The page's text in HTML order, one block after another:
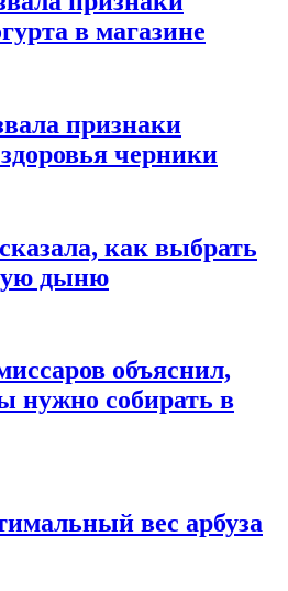
в магазине
признаки
черники
как выбрать
дыню
объяснил,
нужно собирать в
вес арбуза